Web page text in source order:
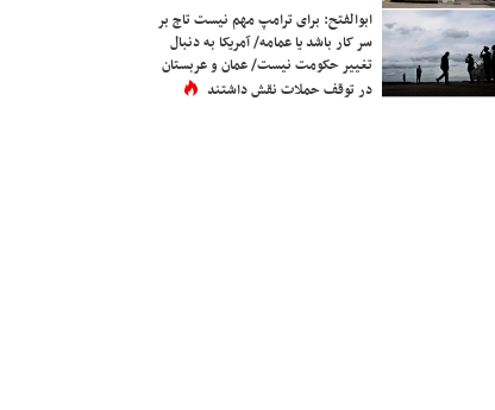
ابوالفتح: برای ترامپ مهم نیست تاج بر
سر کار باشد یا عمامه/ آمریکا به دنبال
تغییر حکومت نیست/ عمان و عربستان
در توقف حملات نقش داشتند